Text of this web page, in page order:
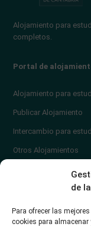
de
Para ofrecer las
cookies para
Alojamiento para
completos.
Portal de
Alojamiento para
Publicar Alojamiento
Intercambio para
Otros Alojamientos
¿Cómo publicar un